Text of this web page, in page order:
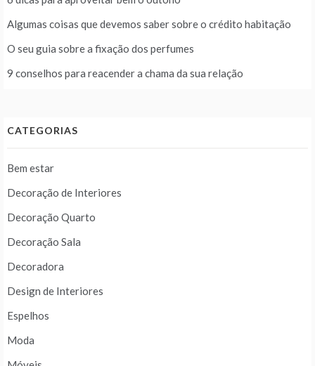
Algumas coisas que devemos saber sobre o crédito habitação
O seu guia sobre a fixação dos perfumes
9 conselhos para reacender a chama da sua relação
CATEGORIAS
Bem estar
Decoração de Interiores
Decoração Quarto
Decoração Sala
Decoradora
Design de Interiores
Espelhos
Moda